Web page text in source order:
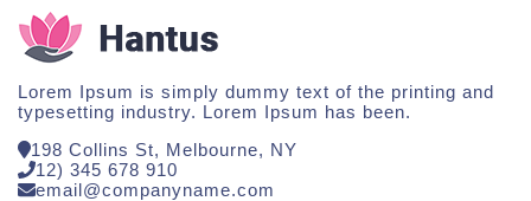
Lorem Ipsum is simply dummy text of the printing and
typesetting industry. Lorem Ipsum has been.
198 Collins St, Melbourne, NY
12) 345 678 910
email@companyname.com